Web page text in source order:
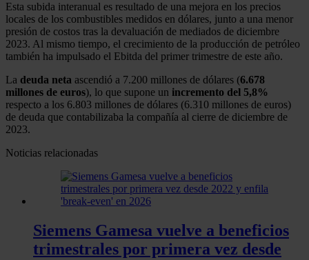
Esta subida interanual es resultado de una mejora en los precios
locales de los combustibles medidos en dólares, junto a una menor
presión de costos tras la devaluación de mediados de diciembre
2023. Al mismo tiempo, el crecimiento de la producción de petróleo
también ha impulsado el Ebitda del primer trimestre de este año.
La deuda neta ascendió a 7.200 millones de dólares (6.678
millones de euros), lo que supone un incremento del 5,8%
respecto a los 6.803 millones de dólares (6.310 millones de euros)
de deuda que contabilizaba la compañía al cierre de diciembre de
2023.
Noticias relacionadas
Siemens Gamesa vuelve a beneficios
trimestrales por primera vez desde